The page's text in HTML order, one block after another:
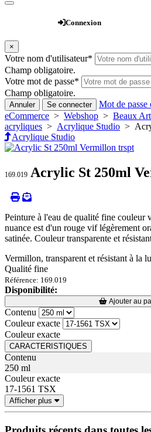
Connexion
×
Votre nom d'utilisateur*
Champ obligatoire.
Votre mot de passe*
Champ obligatoire.
Annuler Se connecter
Mot de passe
eCommerce > Webshop > Beaux
acryliques > Acrylique Studio >
Acrylique Studio
169.019 Acrylic St 250ml
Peinture à l'eau de qualité fine couleur
nuance est d'un rouge vif légèrement
satinée. Couleur transparente et
Vermillon, transparent et résistant à la
Qualité fine
Référence: 169.019
Disponibilité:
Loading...
Loading... Ajouter au
Contenu
Couleur exacte
Couleur exacte
CARACTERISTIQUES
Contenu
250 ml
Couleur exacte
17-1561 TSX
Afficher plus